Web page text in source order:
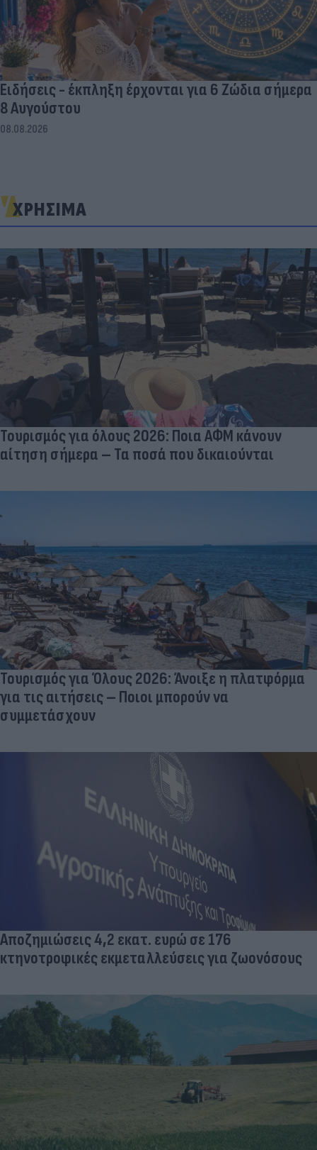
Ειδήσεις - έκπληξη έρχονται για 6 Ζώδια σήμερα
8 Αυγούστου
08.08.2026
ΧΡΗΣΙΜΑ
Τουρισμός για όλους 2026: Ποια ΑΦΜ κάνουν
αίτηση σήμερα – Τα ποσά που δικαιούνται
Τουρισμός για Όλους 2026: Άνοιξε η πλατφόρμα
για τις αιτήσεις – Ποιοι μπορούν να
συμμετάσχουν
Αποζημιώσεις 4,2 εκατ. ευρώ σε 176
κτηνοτροφικές εκμεταλλεύσεις για ζωονόσους